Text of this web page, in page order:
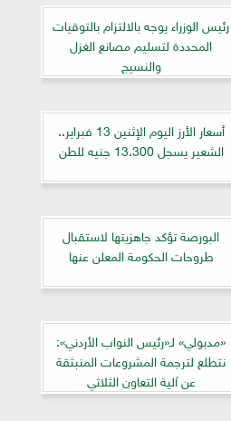
رئيس الوزراء يوجه بالالتزام بالتوقيات
المحددة لتسليم مصانع الغزل
والنسيج
أسعار الأرز اليوم الإثنين 13 فبراير..
الشعير يسجل 13.300 جنيه للطن
البورصة تؤكد جاهزيتها لاستقبال
طروحات الحكومة المعلن عنها
«مدبولي» لـ«رئيس النواب الأردني»:
نتطلع لترجمة المشروعات المنبثقة
عن آلية التعاون الثلاثي